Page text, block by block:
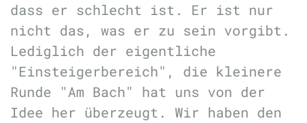
dass er schlecht ist. Er ist nur
nicht das, was er zu sein vorgibt.
Lediglich der eigentliche
"Einsteigerbereich", die kleinere
Runde "Am Bach" hat uns von der
Idee her überzeugt. Wir haben den